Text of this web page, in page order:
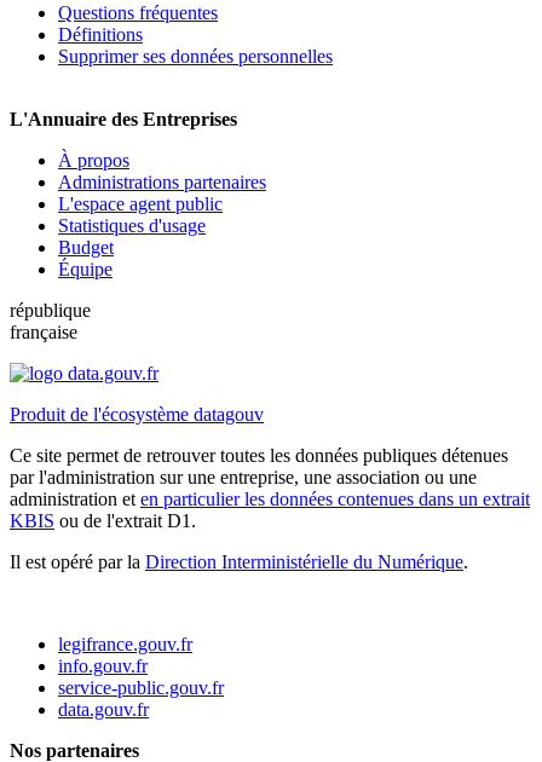
Questions fréquentes
Définitions
Supprimer ses données personnelles
L'Annuaire des Entreprises
À propos
Administrations partenaires
L'espace agent public
Statistiques d'usage
Budget
Équipe
république
française
Produit de l'écosystème datagouv
Ce site permet de retrouver toutes les données publiques détenues
par l'administration sur une entreprise, une association ou une
administration et en particulier les données contenues dans un extrait
KBIS ou de l'extrait D1.
Il est opéré par la Direction Interministérielle du Numérique.
legifrance.gouv.fr
info.gouv.fr
service-public.gouv.fr
data.gouv.fr
Nos partenaires